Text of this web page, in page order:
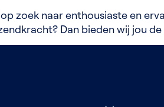
zoek naar enthousiaste en
Dan bieden wij jou